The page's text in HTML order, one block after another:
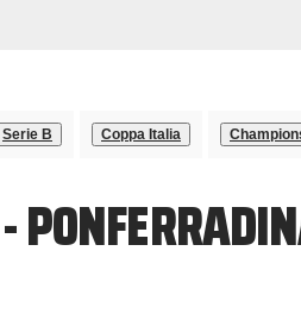
Serie B Coppa Italia